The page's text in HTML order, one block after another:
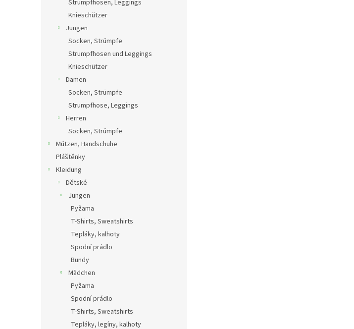
Strumpfhosen, Leggings
Knieschützer
Jungen
Socken, Strümpfe
Strumpfhosen und Leggings
Knieschützer
Damen
Socken, Strümpfe
Strumpfhose, Leggings
Herren
Socken, Strümpfe
Mützen, Handschuhe
Pláštěnky
Kleidung
Dětské
Jungen
Pyžama
T-Shirts, Sweatshirts
Tepláky, kalhoty
Spodní prádlo
Bundy
Mädchen
Pyžama
Spodní prádlo
T-Shirts, Sweatshirts
Tepláky, legíny, kalhoty